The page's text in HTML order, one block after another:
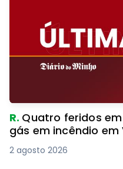
R. Quatro feridos
gás em incêndio
2 agosto 2026